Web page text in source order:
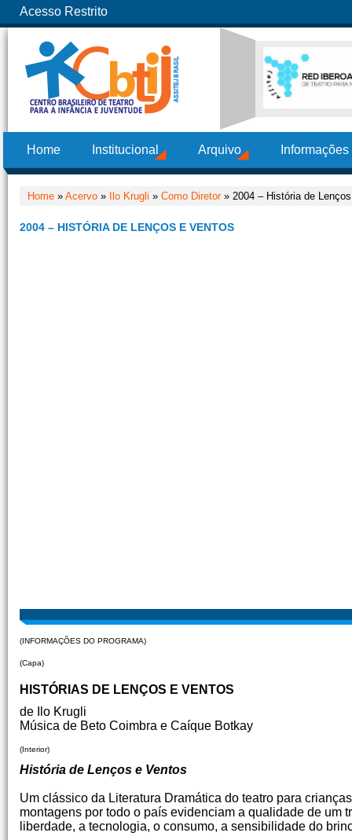
Acesso Restrito
Home Institucional Arquivo
Home » Acervo » Ilo Krugli » Como Diretor» 2004 – História de
2004 – HISTÓRIA DE LENÇOS E VENTOS
(INFORMAÇÕES DO PROGRAMA)
(Capa)
HISTÓRIAS DE LENÇOS E VENTOS
de Ilo Krugli
Música de Beto Coimbra e Caíque Botkay
(Interior)
História de Lenços e Ventos
Um clássico da Literatura Dramática do teatro para
montagens por todo o país evidenciam a qualidade de um
liberdade, a tecnologia, o consumo, a sensibilidade do